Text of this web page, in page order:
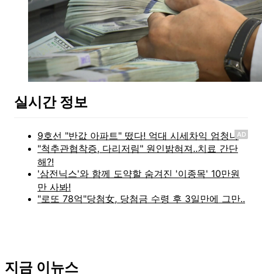
실시간 정보
AD
지금 이뉴스